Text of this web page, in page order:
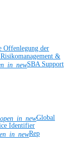
Offenlegung der
Risikomanagement &
SBA Support
open_in_newGlobal
Identifier
Rep